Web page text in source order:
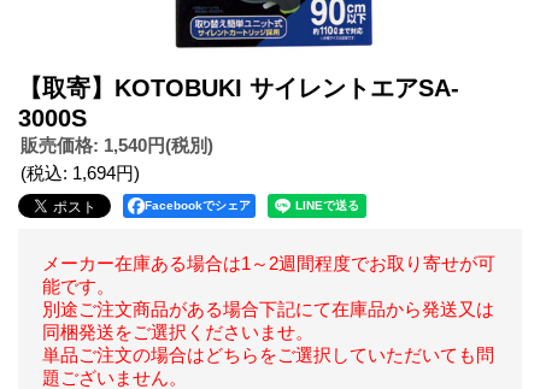
【取寄】KOTOBUKI サイレントエアSA-
3000S
販売価格: 1,540円(税別)
(税込: 1,694円)
Facebookでシェア
メーカー在庫ある場合は1～2週間程度でお取り寄せが可
能です。
別途ご注文商品がある場合下記にて在庫品から発送又は
同梱発送をご選択くださいませ。
単品ご注文の場合はどちらをご選択していただいても問
題ございません。